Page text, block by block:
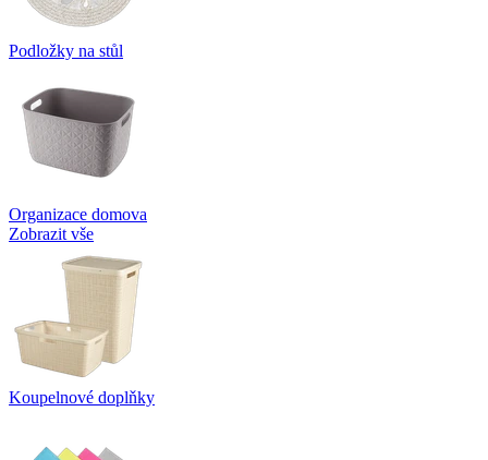
Podložky na stůl
Organizace domova
Zobrazit vše
Koupelnové doplňky